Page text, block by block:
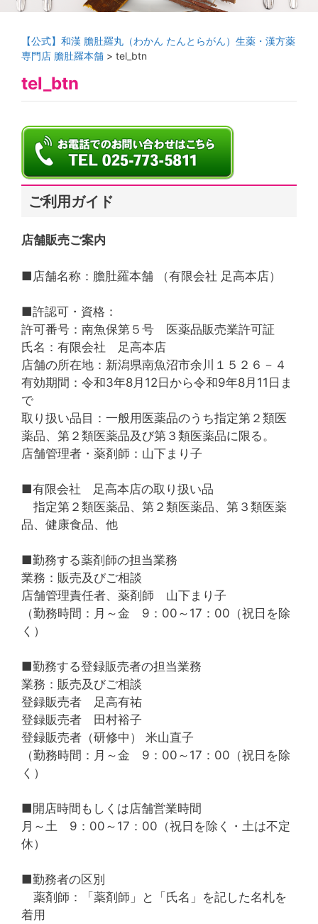
【公式】和漢 膽肚羅丸（わかん たんとらがん）生薬・漢方薬
専門店 膽肚羅本舗 > tel_btn
tel_btn
ご利用ガイド
店舗販売ご案内
■店舗名称：膽肚羅本舗 （有限会社 足高本店）
■許認可・資格：
許可番号：南魚保第５号 医薬品販売業許可証
氏名：有限会社 足高本店
店舗の所在地：新潟県南魚沼市余川１５２６－４
有効期間：令和3年8月12日から令和9年8月11日ま
で
取り扱い品目：一般用医薬品のうち指定第２類医
薬品、第２類医薬品及び第３類医薬品に限る。
店舗管理者・薬剤師：山下まり子
■有限会社 足高本店の取り扱い品
指定第２類医薬品、第２類医薬品、第３類医薬
品、健康食品、他
■勤務する薬剤師の担当業務
業務：販売及びご相談
店舗管理責任者、薬剤師 山下まり子
（勤務時間：月～金 9：00～17：00（祝日を除
く）
■勤務する登録販売者の担当業務
業務：販売及びご相談
登録販売者 足高有祐
登録販売者 田村裕子
登録販売者（研修中） 米山直子
（勤務時間：月～金 9：00～17：00（祝日を除
く）
■開店時間もしくは店舗営業時間
月～土 9：00～17：00（祝日を除く・土は不定
休）
■勤務者の区別
薬剤師：「薬剤師」と「氏名」を記した名札を
着用